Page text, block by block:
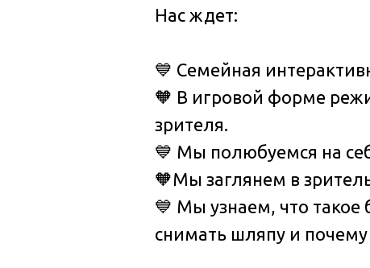
Нас ждет:
💙 Семейная
🧡 В игровой форме
зрителя.
💙 Мы полюбуемся на
🧡Мы заглянем в
💙 Мы узнаем, что
снимать шляпу и почему